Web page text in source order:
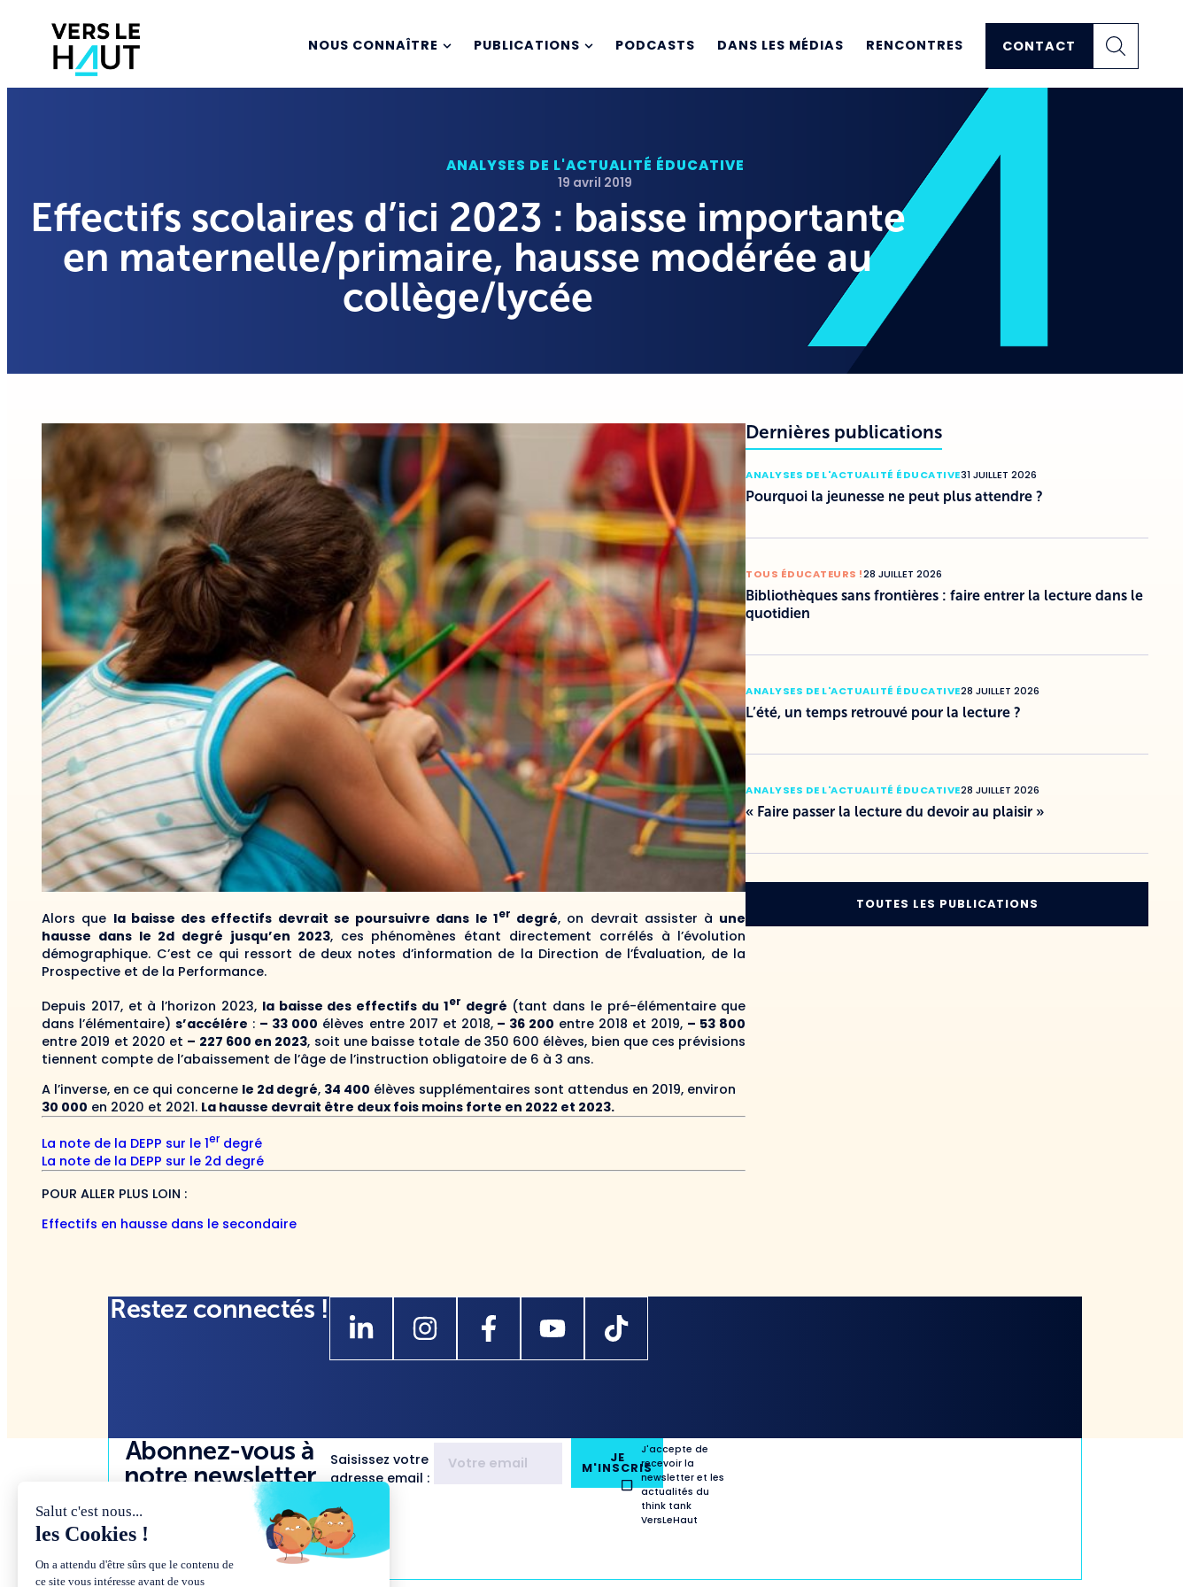
NOUS CONNAÎTRE PUBLICATIONS PODCASTS DANS LES MÉDIAS RENCONTRES CONTACT
ANALYSES DE L'ACTUALITÉ ÉDUCATIVE
19 avril 2019
Effectifs scolaires d’ici 2023 : baisse importante
en maternelle/primaire, hausse modérée au
collège/lycée
Alors que la baisse des effectifs devrait se poursuivre dans le 1er degré, on devrait assister à une
hausse dans le 2d degré jusqu’en 2023, ces phénomènes étant directement corrélés à l’évolution
démographique. C’est ce qui ressort de deux notes d’information de la Direction de l’Évaluation, de la
Prospective et de la Performance.
Depuis 2017, et à l’horizon 2023, la baisse des effectifs du 1er degré (tant dans le pré-élémentaire que
dans l’élémentaire)s’accélére : – 33 000 élèves entre 2017 et 2018,– 36 200 entre 2018 et 2019, – 53 800
entre 2019 et 2020 et – 227 600 en 2023, soit une baisse totale de 350 600 élèves, bien que ces prévisions
tiennent compte de l’abaissement de l’âge de l’instruction obligatoire de 6 à 3 ans.
A l’inverse, en ce qui concerne le 2d degré, 34 400 élèves supplémentaires sont attendus en 2019, environ
30 000 en 2020 et 2021. La hausse devrait être deux fois moins forte en 2022 et 2023.
La note de la DEPP sur le 1er degré
La note de la DEPP sur le 2d degré
POUR ALLER PLUS LOIN :
Effectifs en hausse dans le secondaire
Dernières publications
ANALYSES DE L'ACTUALITÉ ÉDUCATIVE31 JUILLET 2026
Pourquoi la jeunesse ne peut plus attendre ?
TOUS ÉDUCATEURS !28 JUILLET 2026
Bibliothèques sans frontières : faire entrer la lecture dans le
quotidien
ANALYSES DE L'ACTUALITÉ ÉDUCATIVE28 JUILLET 2026
L’été, un temps retrouvé pour la lecture ?
ANALYSES DE L'ACTUALITÉ ÉDUCATIVE28 JUILLET 2026
« Faire passer la lecture du devoir au plaisir »
TOUTES LES PUBLICATIONS
Restez connectés !
Abonnez-vous à
notre newsletter
Saisissez votre
adresse email :
JE
M'INSCRIS
J'accepte de
recevoir la
newsletter et les
actualités du
think tank
VersLeHaut